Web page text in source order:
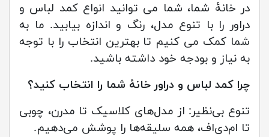
در خانۀ شما، شما می توانید انواع کمد لباس و
دراور را با تنوع مدل، رنگ و اندازه بیابید. ما به
شما کمک می کنیم تا بهترین انتخاب را با توجه
به نیاز و بودجه خود داشته باشید.
چرا کمد لباس و دراور خانۀ شما را انتخاب کنید؟
تنوع بی‌نظیر: از مدل‌های کلاسیک تا مدرن، چوبی
تا ام‌دی‌اف، همه سلیقه‌ها را پوشش می‌دهیم.